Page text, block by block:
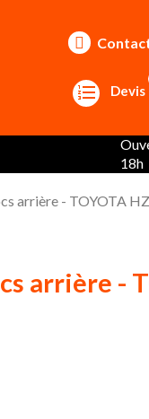
Devis
18h
arrière - TOYOTA
arrière -